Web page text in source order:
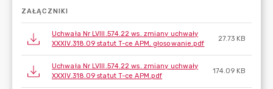
ZAŁĄCZNIKI
Uchwała Nr LVIII.574.22 ws. zmiany uchwały
XXXIV.318.09 statut T-ce APM, głosowanie.pdf
27.73 KB
Uchwała Nr LVIII.574.22 ws. zmiany uchwały
XXXIV.318.09 statut T-ce APM.pdf
174.09 KB